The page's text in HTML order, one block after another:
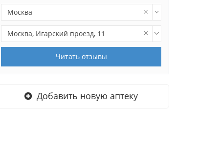
Москва
Москва, Игарский проезд, 11
Читать отзывы
Добавить новую аптеку